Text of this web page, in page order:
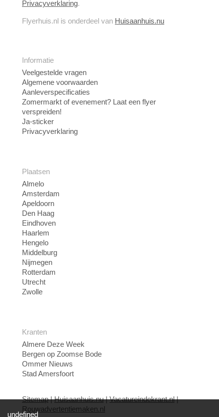
Privacyverklaring.
Flyerhuis.nl is onderdeel van Huisaanhuis.nu
Informatie
Veelgestelde vragen
Algemene voorwaarden
Aanleverspecificaties
Zomermarkt of evenement? Laat een flyer
verspreiden!
Ja-sticker
Privacyverklaring
Plaatsen
Almelo
Amsterdam
Apeldoorn
Den Haag
Eindhoven
Haarlem
Hengelo
Middelburg
Nijmegen
Rotterdam
Utrecht
Zwolle
Kranten
Almere Deze Week
Bergen op Zoomse Bode
Ommer Nieuws
Stad Amersfoort
Sitemap|Huisaanhuis.nu|Vacatureindekrant.nl|
Rouwadvertentiemaken.nl
undefined